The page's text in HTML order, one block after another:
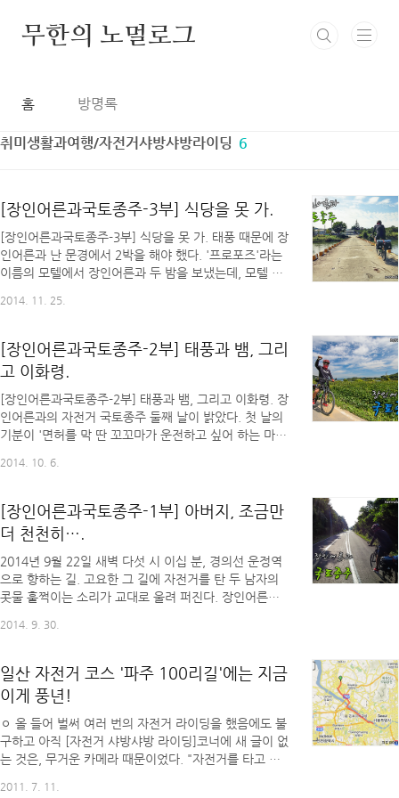
무한의 노멀로그
홈 방명록
취미생활과여행/자전거샤방샤방라이딩 6
[장인어른과국토종주-3부] 식당을 못 가.
[장인어른과국토종주-3부] 식당을 못 가. 태풍 때문에 장
인어른과 난 문경에서 2박을 해야 했다. '프로포즈'라는
이름의 모텔에서 장인어른과 두 밤을 보냈는데, 모텔 이
인어른과 난 이왕 문경에서 하루를 더 보내게 되었으니
계속 비도 왔거니와 우리 몸 상태가 관광을 할 수 있는
상태가 아닌 까닭에 계속 누워서 휴식을 취했다. 휴식을
취하던 중 편의점에 가 보니 생전 처음 보는 술들이 있어
난 종류별로 술을 사왔는데, 장인어른께서는 "수면제를
뭐 그렇게 많이 사왔어?" 라시며 좋아하셨다. 대표적인
두 세 종류의 술로 통일된 수도권 지역과 달리, 그곳엔
2014. 11. 25.
[장인어른과국토종주-2부] 태풍과 뱀, 그리
고 이화령.
[장인어른과국토종주-2부] 태풍과 뱀, 그리고 이화령. 장
인어른과의 자전거 국토종주 둘째 날이 밝았다. 첫 날의
기분이 '면허를 막 딴 꼬꼬마가 운전하고 싶어 하는 마
고 와서 이제 좀 쉬고 싶은 마음'이었다. 손은 저렸고, 엉
다도, 전날 사고로 다친 발목과 허벅지가 문제였다. 허벅
지는 검푸르게 변해 부어올랐으며, 발목은 딛을 때마다
발목 관절 사이에 이물질이 하나 들어가 있는 듯 느낌이
더러웠다. 아팠다기 보다는 더러운 느낌이 들었다고 표
현하는 게 맞는 것 같다. 관절을 꺾어 '뚝'소리 한 번 나고
나면 시원해질 것 같을 때의 느낌이 있지 않은가. 바로
2014. 10. 6.
[장인어른과국토종주-1부] 아버지, 조금만
더 천천히….
2014년 9월 22일 새벽 다섯 시 이십 분, 경의선 운정역
으로 향하는 길. 고요한 그 길에 자전거를 탄 두 남자의
콧물 훌쩍이는 소리가 교대로 울려 퍼진다. 장인어른과
문에 주체할 수 없이 콧물을 흘려댔다. 장인어른과 나의
교통 수단에 실어 타고 가는 것)한 뒤 팔당역에서부터 국
토종주를 떠나는 것이었다. 한강 자전거 길은 연습 삼아
몇 번씩 돌며 인증을 받아 놨으니, 그 다음 인증센터인
능내역에서 부터 출발하기로 한 것이다. 사실 내 처음 계
획은 운정역에서 한 컷, 운정역에서 공덕역까지 간 뒤 한
컷, 공덕역에서 용산역까지 간 뒤 한 컷, 용산역에서 자
2014. 9. 30.
일산 자전거 코스 '파주 100리길'에는 지금
이게 풍년!
ㅇ 올 들어 벌써 여러 번의 자전거 라이딩을 했음에도 불
구하고 아직 [자전거 샤방샤방 라이딩]코너에 새 글이 없
는 것은, 무거운 카메라 때문이었다. "자전거를 타고 동
카메라를 꺼내 찍고 돌아오는 정도라면 덕팔이(니콘
2011. 7. 11.